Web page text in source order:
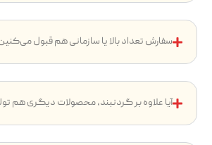
سفارش تعداد بالا یا سازمانی هم قبول
آیا علاوه بر گردنبند، محصولات دیگری هم